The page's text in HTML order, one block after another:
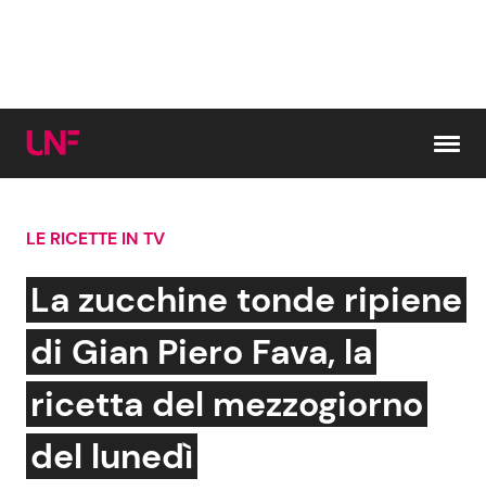
Cerca:
News e Cronaca
Attualità Italiana
Dal Mondo
Gossip e TV
Bellezze VIP
LE RICETTE IN TV
La zucchine tonde ripiene
di Gian Piero Fava, la
ricetta del mezzogiorno
del lunedì